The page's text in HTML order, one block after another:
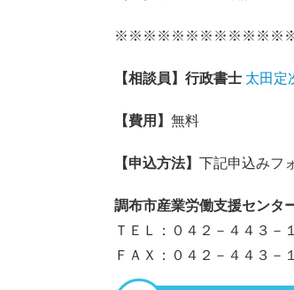
【相談員】行政書士 太田定
【費用】 無料
【申込方法】 下記申込みフ
調布市産業労働支援センタ
ＴＥＬ：０４２－４４３－
ＦＡＸ：０４２－４４３－